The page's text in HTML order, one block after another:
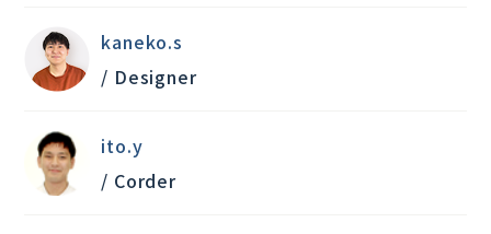
kaneko.s
/ Designer
ito.y
/ Corder